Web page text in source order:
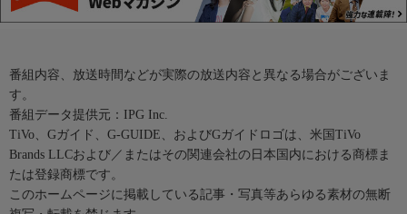
番組内容、放送時間などが実際の放送内容と異なる場合がございま
す。
番組データ提供元：IPG Inc.
TiVo、Gガイド、G-GUIDE、およびGガイドロゴは、米国TiVo
Brands LLCおよび／またはその関連会社の日本国内における商標ま
たは登録商標です。
このホームページに掲載している記事・写真等あらゆる素材の無断